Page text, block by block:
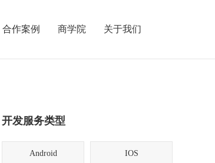
合作案例 商学院 关于我们
开发服务类型
Android IOS